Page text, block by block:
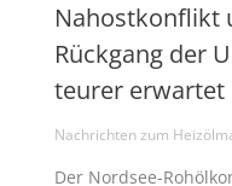
Nahostkonflikt
Rückgang der
teurer erwartet
Nachrichten zum
Der Nordsee-